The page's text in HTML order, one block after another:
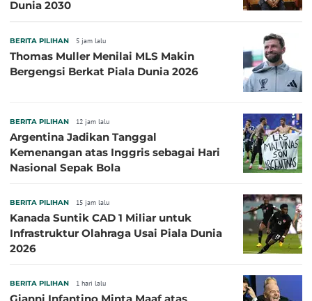
Dunia 2030
BERITA PILIHAN 5 jam lalu
Thomas Muller Menilai MLS Makin
Bergengsi Berkat Piala Dunia 2026
BERITA PILIHAN 12 jam lalu
Argentina Jadikan Tanggal
Kemenangan atas Inggris sebagai Hari
Nasional Sepak Bola
BERITA PILIHAN 15 jam lalu
Kanada Suntik CAD 1 Miliar untuk
Infrastruktur Olahraga Usai Piala Dunia
2026
BERITA PILIHAN 1 hari lalu